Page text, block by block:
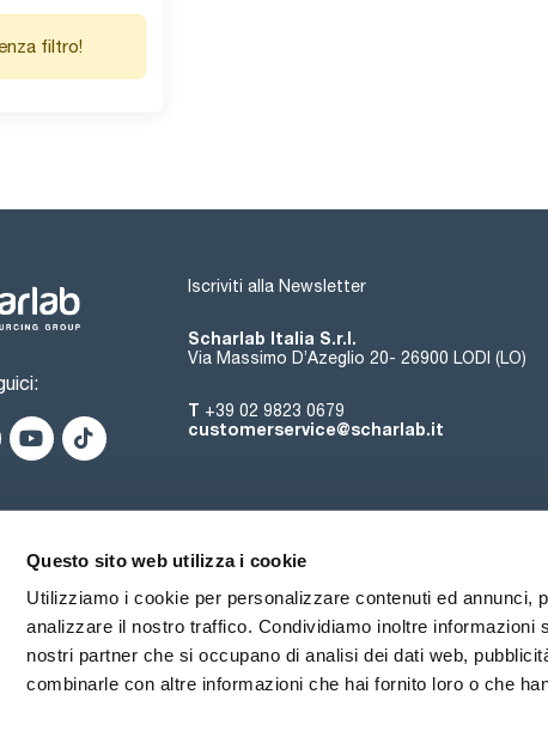
Questo sito web utilizza i cookie
Utilizziamo i cookie per personalizzare contenuti ed annunci,
analizzare il nostro traffico. Condividiamo inoltre informazioni
nostri partner che si occupano di analisi dei dati web,
combinarle con altre informazioni che hai fornito loro o che
filtro!
Iscriviti alla Newsletter
Scharlab Italia S.r.l.
Via Massimo D’Azeglio 20- 26900 LODI (LO)
T +39 02 9823 0679
customerservice@scharlab.it
Chi siamo Eventi
Termini di utilizzo Condizioni di vendita Politica sui cookie